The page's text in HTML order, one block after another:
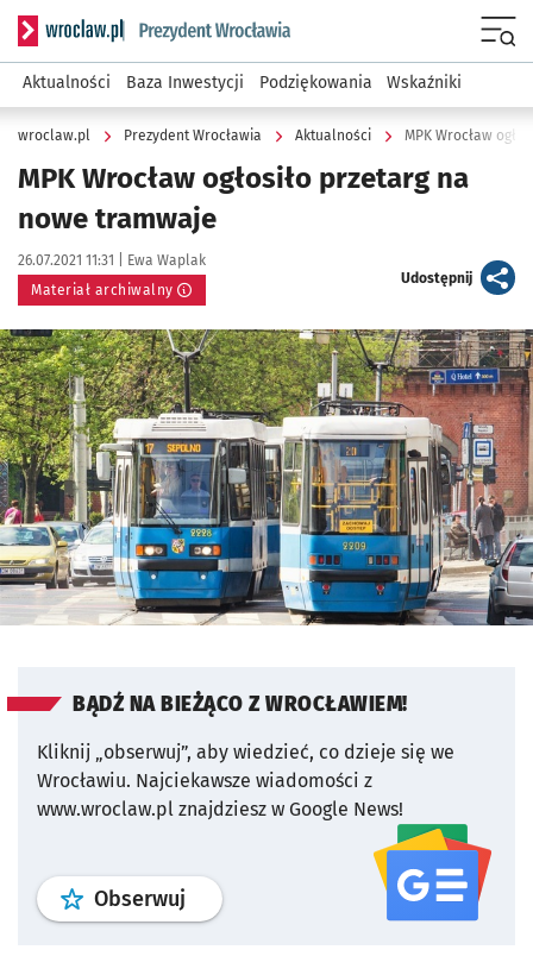
Serwis informacyjny wroclaw.pl podserwis: Prezydent
Aktualności Baza Inwestycji Podziękowania Wskaźniki
wroclaw.pl Prezydent Wrocławia Aktualności MPK Wrocław
MPK Wrocław ogłosiło przetarg na
nowe tramwaje
Data publikacji:
26.07.2021 11:31 | Autor:
Ewa Waplak
Materiał archiwalny
Udostępnijartykuł
Kliknij, aby powiększyć
BĄDŹ NA BIEŻĄCO Z WROCŁAWIEM!
Kliknij „obserwuj”, aby wiedzieć, co dzieje się we
Wrocławiu. Najciekawsze wiadomości z
www.wroclaw.pl znajdziesz w Google News!
Obserwuj profil serwisu